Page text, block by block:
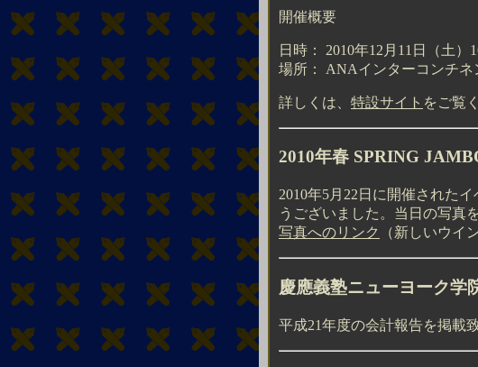
開催概要
日時： 2010年12月11日（土）
場所： ANAインターコンチ
詳しくは、 特設サイト をご覧
2010年春 SPRING
2010年5月22日に開催された
うございました。当日の写真
写真へのリンク
（新しいウイ
慶應義塾ニューヨーク学
平成21年度の会計報告を掲載